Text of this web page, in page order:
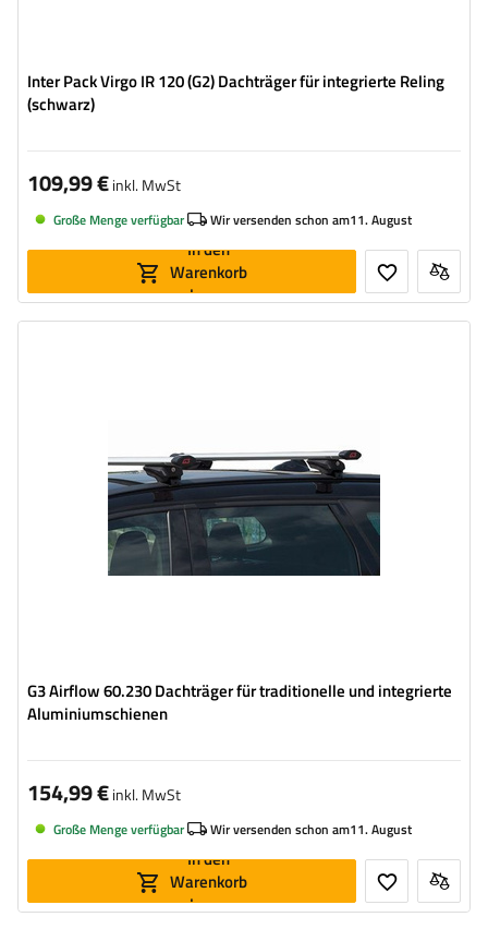
Inter Pack Virgo IR 120 (G2) Dachträger für integrierte Reling
(schwarz)
109,99 €inkl. MwSt
Große Menge verfügbar Wir versenden schon am11. August
In den
Warenkorb
legen
G3 Airflow 60.230 Dachträger für traditionelle und integrierte
Aluminiumschienen
154,99 €inkl. MwSt
Große Menge verfügbar Wir versenden schon am11. August
In den
Warenkorb
legen